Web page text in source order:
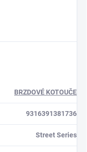
BRZDOVÉ KOTOUČE
9316391381736
Street Series